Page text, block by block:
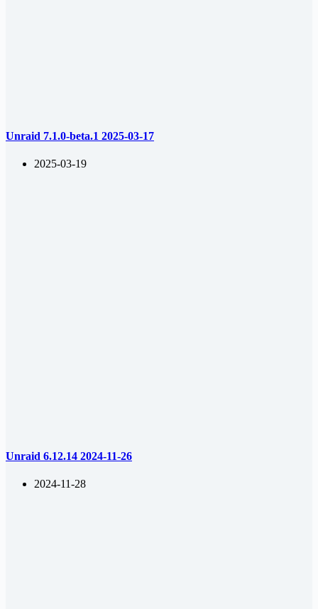
Unraid 7.1.0-beta.1 2025-03-17
2025-03-19
Unraid 6.12.14 2024-11-26
2024-11-28